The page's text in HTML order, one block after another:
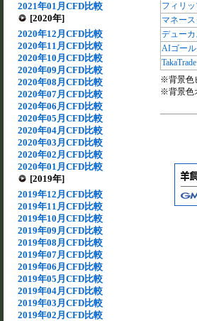
2021年01月CFD比較
[2020年]
2020年12月CFD比較
2020年11月CFD比較
2020年10月CFD比較
2020年09月CFD比較
2020年08月CFD比較
2020年07月CFD比較
2020年06月CFD比較
2020年05月CFD比較
2020年04月CFD比較
2020年03月CFD比較
2020年02月CFD比較
2020年01月CFD比較
[2019年]
2019年12月CFD比較
2019年11月CFD比較
2019年10月CFD比較
2019年09月CFD比較
2019年08月CFD比較
2019年07月CFD比較
2019年06月CFD比較
2019年05月CFD比較
2019年04月CFD比較
2019年03月CFD比較
2019年02月CFD比較
フィリ
マネース
デュー
AIゴー
TakaTrade
※背景色
※背景色